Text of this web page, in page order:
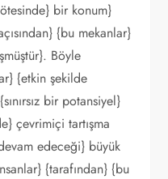
bir konum}
{bu mekanlar}
Böyle
{etkin şekilde
bir potansiyel}
çevrimiçi tartışma
edeceği} büyük
{tarafından} {bu